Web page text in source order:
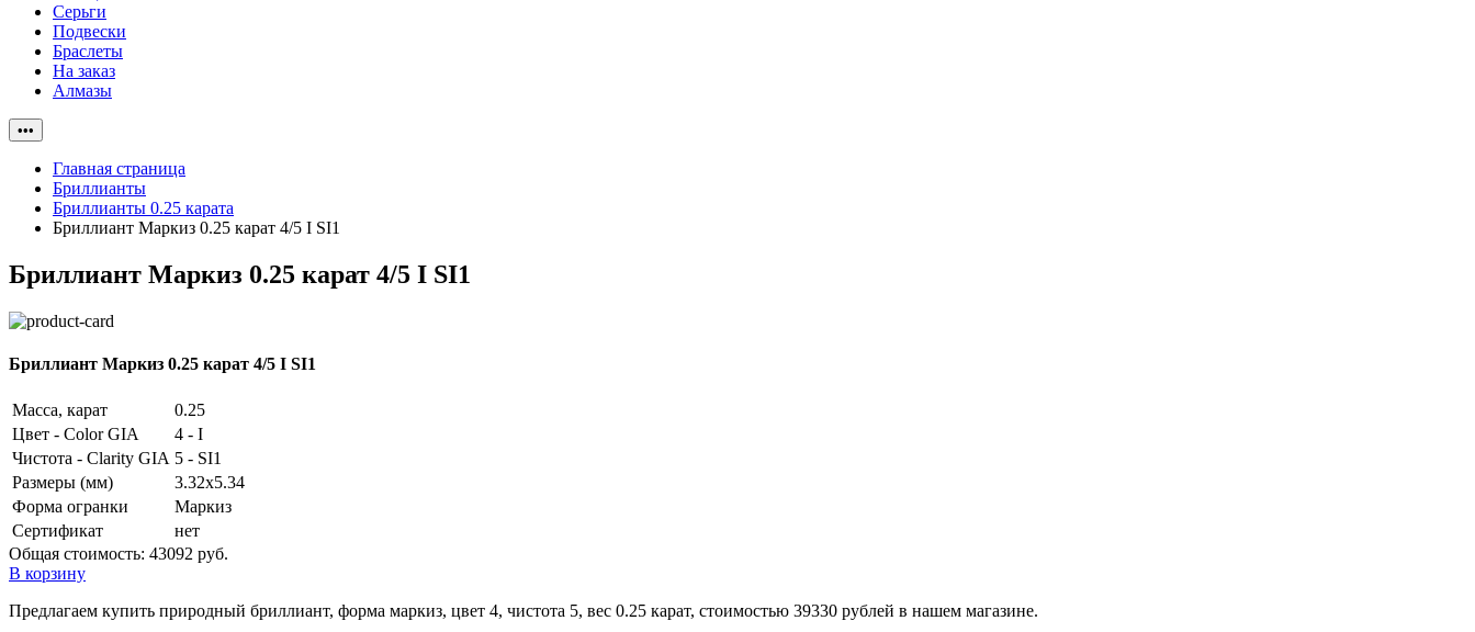
Серьги
Подвески
Браслеты
На заказ
Алмазы
•••
Главная страница
Бриллианты
Бриллианты 0.25 карата
Бриллиант Маркиз 0.25 карат 4/5 I SI1
Бриллиант Маркиз 0.25 карат 4/5 I SI1
Бриллиант Маркиз 0.25 карат 4/5 I SI1
Масса, карат
0.25
Цвет - Color GIA
4 - I
Чистота - Clarity GIA 5 - SI1
Размеры (мм)
3.32x5.34
Форма огранки
Маркиз
Сертификат
нет
Общая стоимость: 43092 руб.
В корзину
Предлагаем купить природный бриллиант, форма маркиз, цвет 4, чистота 5, вес 0.25 карат, стоимостью 39330 рублей в нашем магазине.